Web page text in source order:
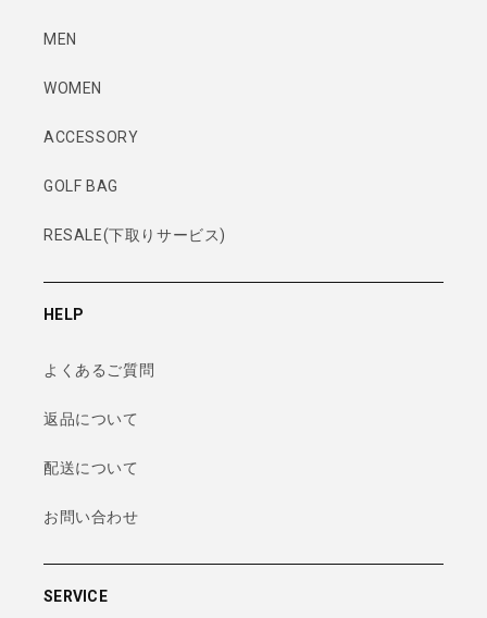
MEN
WOMEN
ACCESSORY
GOLF BAG
RESALE(下取りサービス)
HELP
よくあるご質問
返品について
配送について
お問い合わせ
SERVICE